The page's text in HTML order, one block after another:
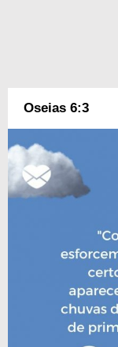
Oseias 6:3